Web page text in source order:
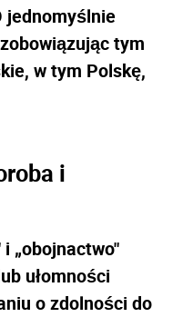
jednomyślnie
tym
w tym Polskę,
i
„obojnactwo"
ułomności
o zdolności do